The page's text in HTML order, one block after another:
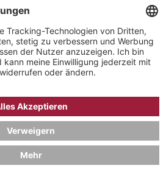
& Scher GmbH / Watchandco GmbH
IMPRESSUM
VERSANDKOSTEN